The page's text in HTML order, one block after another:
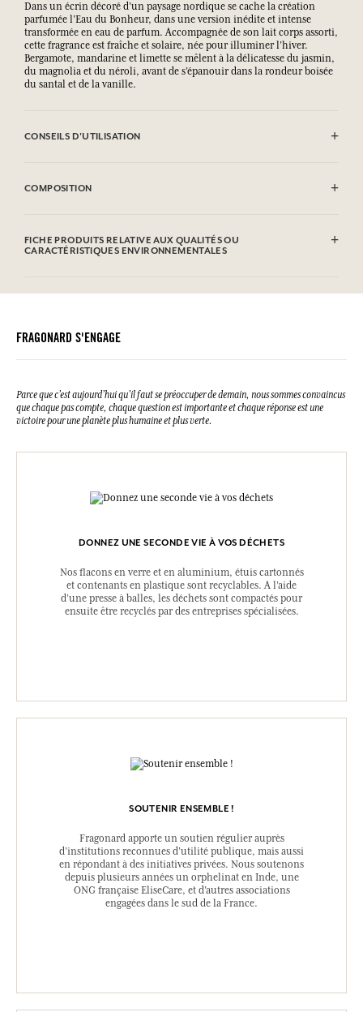
Dans un écrin décoré d’un paysage nordique se cache la création
parfumée l’Eau du Bonheur, dans une version inédite et intense
transformée en eau de parfum. Accompagnée de son lait corps assorti,
cette fragrance est fraîche et solaire, née pour illuminer l’hiver.
Bergamote, mandarine et limette se mêlent à la délicatesse du jasmin,
du magnolia et du néroli, avant de s’épanouir dans la rondeur boisée
du santal et de la vanille.
CONSEILS D'UTILISATION
COMPOSITION
Geraniol, Hexyl Cinnamal, Hydroxycitronellal, Limonene,
Citronellol, Linalool, Alpha Isomethyl Ionone, Citral, Eugenol
FICHE PRODUITS RELATIVE AUX QUALITÉS OU
CARACTÉRISTIQUES ENVIRONNEMENTALES
Veuillez consulter les qualités ou caractéristiques environnementales
FRAGONARD S'ENGAGE
Parce que c’est aujourd’hui qu’il faut se préoccuper de demain, nous sommes convaincus
que chaque pas compte, chaque question est importante et chaque réponse est une
victoire pour une planète plus humaine et plus verte.
DONNEZ UNE SECONDE VIE À VOS DÉCHETS
Nos flacons en verre et en aluminium, étuis cartonnés
et contenants en plastique sont recyclables. A l’aide
d’une presse à balles, les déchets sont compactés pour
ensuite être recyclés par des entreprises spécialisées.
SOUTENIR ENSEMBLE !
Fragonard apporte un soutien régulier auprès
d’institutions reconnues d’utilité publique, mais aussi
en répondant à des initiatives privées. Nous soutenons
depuis plusieurs années un orphelinat en Inde, une
ONG française EliseCare, et d’autres associations
engagées dans le sud de la France.